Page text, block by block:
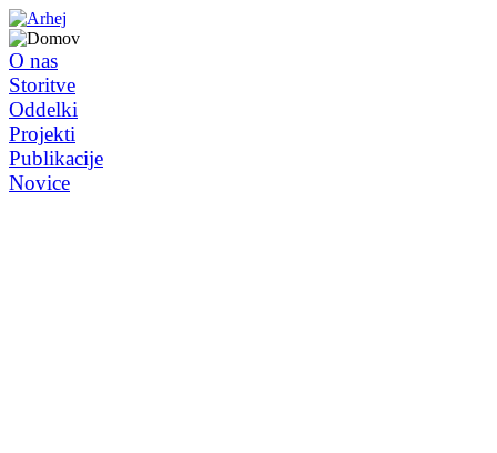
O nas
Storitve
Oddelki
Projekti
Publikacije
Novice